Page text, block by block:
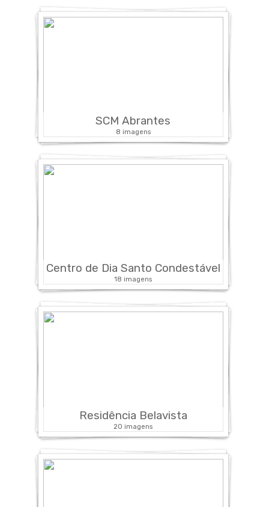
SCM Abrantes
8 imagens
Centro de Dia Santo Condestável
18 imagens
Residência Belavista
20 imagens